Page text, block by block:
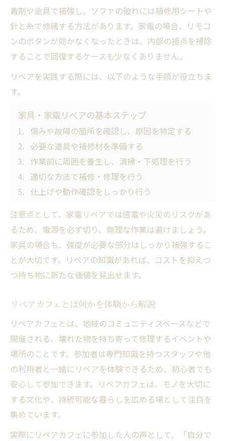
着剤や金具で補強し、ソファの破れには補修用シートや
針と糸で修繕する方法があります。家電の場合、リモコ
ンのボタンが効かなくなったときは、内部の接点を掃除
することで回復するケースも少なくありません。
リペアを実践する際には、以下のような手順が役立ちま
す。
家具・家電リペアの基本ステップ
傷みや故障の箇所を確認し、原因を特定する
必要な道具や補修材を準備する
作業前に周囲を養生し、清掃・下処理を行う
適切な方法で補修・修理を行う
仕上げや動作確認をしっかり行う
注意点として、家電リペアでは感電や火災のリスクがあ
るため、電源を必ず切り、無理な作業は避けましょう。
家具の場合も、強度が必要な部分はしっかり補強するこ
とが大切です。リペアの知識があれば、コストを抑えつ
つ持ち物に新たな価値を見出せます。
リペアカフェとは何かを体験から解説
リペアカフェとは、地域のコミュニティスペースなどで
開催される、壊れた物を持ち寄って修理するイベントや
場所のことです。参加者は専門知識を持つスタッフや他
の利用者と一緒にリペアを体験できるため、初心者でも
安心して参加できます。リペアカフェは、モノを大切に
する文化や、持続可能な暮らしを広める場として注目を
集めています。
実際にリペアカフェに参加した人の声として、「自分で